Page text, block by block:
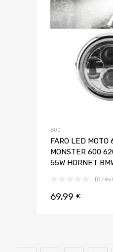
600
FARO LED MOTO
MONSTER 600
55W HORNET
(0
69,99 €